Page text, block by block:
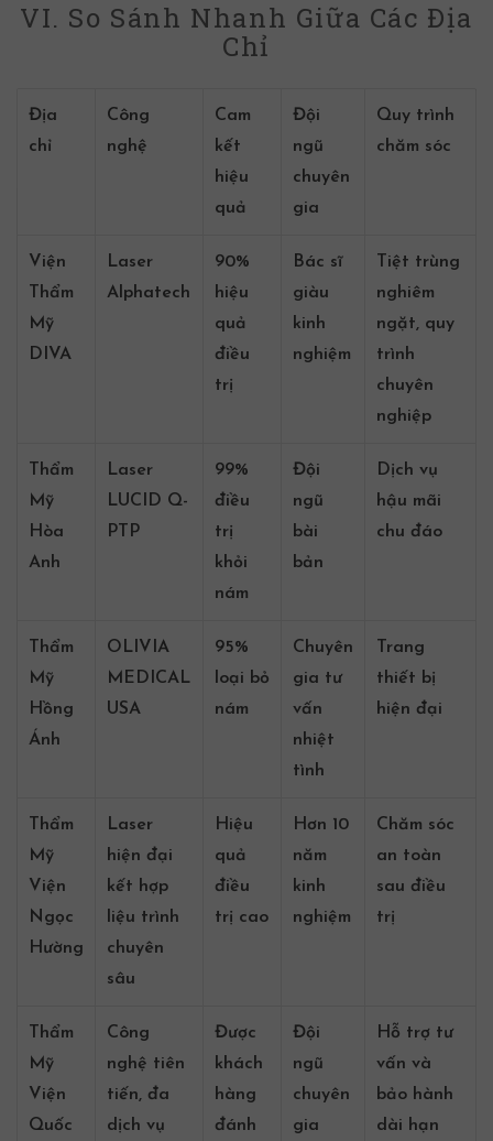
VI. So Sánh Nhanh Giữa Các Địa
Chỉ
Địa
chỉ
Công
nghệ
Cam
kết
hiệu
quả
Đội
ngũ
chuyên
gia
Quy trình
chăm sóc
Viện
Thẩm
Mỹ
DIVA
Laser
Alphatech
90%
hiệu
quả
điều
trị
Bác sĩ
giàu
kinh
nghiệm
Tiệt trùng
nghiêm
ngặt, quy
trình
chuyên
nghiệp
Thẩm
Mỹ
Hòa
Anh
Laser
LUCID Q-
PTP
99%
điều
trị
khỏi
nám
Đội
ngũ
bài
bản
Dịch vụ
hậu mãi
chu đáo
Thẩm
Mỹ
Hồng
Ánh
OLIVIA
MEDICAL
USA
95%
loại bỏ
nám
Chuyên
gia tư
vấn
nhiệt
tình
Trang
thiết bị
hiện đại
Thẩm
Mỹ
Viện
Ngọc
Hường
Laser
hiện đại
kết hợp
liệu trình
chuyên
sâu
Hiệu
quả
điều
trị cao
Hơn 10
năm
kinh
nghiệm
Chăm sóc
an toàn
sau điều
trị
Thẩm
Mỹ
Viện
Quốc
Công
nghệ tiên
tiến, đa
dịch vụ
Được
khách
hàng
đánh
Đội
ngũ
chuyên
gia
Hỗ trợ tư
vấn và
bảo hành
dài hạn